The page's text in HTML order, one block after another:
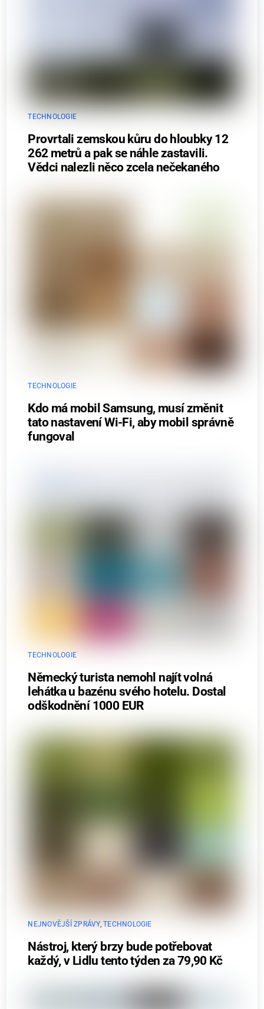
TECHNOLOGIE
Provrtali zemskou kůru do hloubky 12
262 metrů a pak se náhle zastavili.
Vědci nalezli něco zcela nečekaného
TECHNOLOGIE
Kdo má mobil Samsung, musí změnit
tato nastavení Wi-Fi, aby mobil správně
fungoval
TECHNOLOGIE
Německý turista nemohl najít volná
lehátka u bazénu svého hotelu. Dostal
odškodnění 1000 EUR
NEJNOVĚJŠÍ ZPRÁVY,TECHNOLOGIE
Nástroj, který brzy bude potřebovat
každý, v Lidlu tento týden za 79,90 Kč